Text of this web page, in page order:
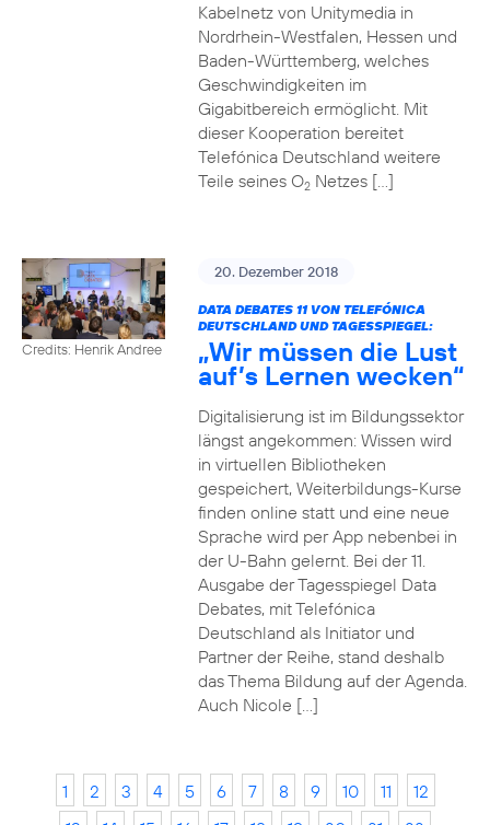
Kabelnetz von Unitymedia in
Nordrhein-Westfalen, Hessen und
Baden-Württemberg, welches
Geschwindigkeiten im
Gigabitbereich ermöglicht. Mit
dieser Kooperation bereitet
Telefónica Deutschland weitere
Teile seines O2Netzes […]
Credits: Henrik Andree
20. Dezember 2018
DATA DEBATES 11 VON TELEFÓNICA
DEUTSCHLAND UND TAGESSPIEGEL:
„Wir müssen die Lust
auf’s Lernen wecken“
Digitalisierung ist im Bildungssektor
längst angekommen: Wissen wird
in virtuellen Bibliotheken
gespeichert, Weiterbildungs-Kurse
finden online statt und eine neue
Sprache wird per App nebenbei in
der U-Bahn gelernt. Bei der 11.
Ausgabe der Tagesspiegel Data
Debates, mit Telefónica
Deutschland als Initiator und
Partner der Reihe, stand deshalb
das Thema Bildung auf der Agenda.
Auch Nicole […]
1 2 3 4 5 6 7 8 9 10 11
12